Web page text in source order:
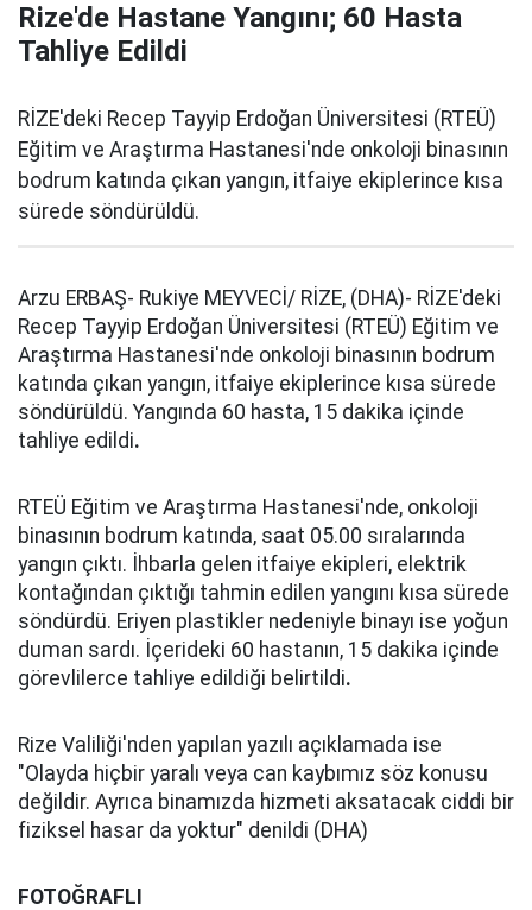
Rize'de Hastane Yangını; 60 Hasta
Tahliye Edildi
RİZE'deki Recep Tayyip Erdoğan Üniversitesi (RTEÜ)
Eğitim ve Araştırma Hastanesi'nde onkoloji binasının
bodrum katında çıkan yangın, itfaiye ekiplerince kısa
sürede söndürüldü.
Arzu ERBAŞ- Rukiye MEYVECİ/ RİZE, (DHA)- RİZE'deki
Recep Tayyip Erdoğan Üniversitesi (RTEÜ) Eğitim ve
Araştırma Hastanesi'nde onkoloji binasının bodrum
katında çıkan yangın, itfaiye ekiplerince kısa sürede
söndürüldü. Yangında 60 hasta, 15 dakika içinde
tahliye edildi.
RTEÜ Eğitim ve Araştırma Hastanesi'nde, onkoloji
binasının bodrum katında, saat 05.00 sıralarında
yangın çıktı. İhbarla gelen itfaiye ekipleri, elektrik
kontağından çıktığı tahmin edilen yangını kısa sürede
söndürdü. Eriyen plastikler nedeniyle binayı ise yoğun
duman sardı. İçerideki 60 hastanın, 15 dakika içinde
görevlilerce tahliye edildiği belirtildi.
Rize Valiliği'nden yapılan yazılı açıklamada ise
"Olayda hiçbir yaralı veya can kaybımız söz konusu
değildir. Ayrıca binamızda hizmeti aksatacak ciddi bir
fiziksel hasar da yoktur" denildi (DHA)
FOTOĞRAFLI